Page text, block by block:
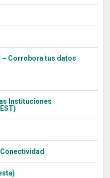
– Corrobora tus datos
Instituciones